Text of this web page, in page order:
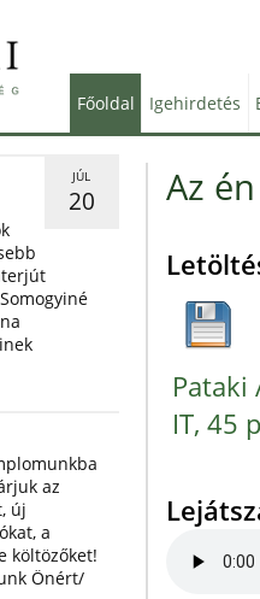
Főoldal Igehirdetés
JÚL
20
az
új
a
költözőket!
Önért/
Az
Pataki
IT, 45